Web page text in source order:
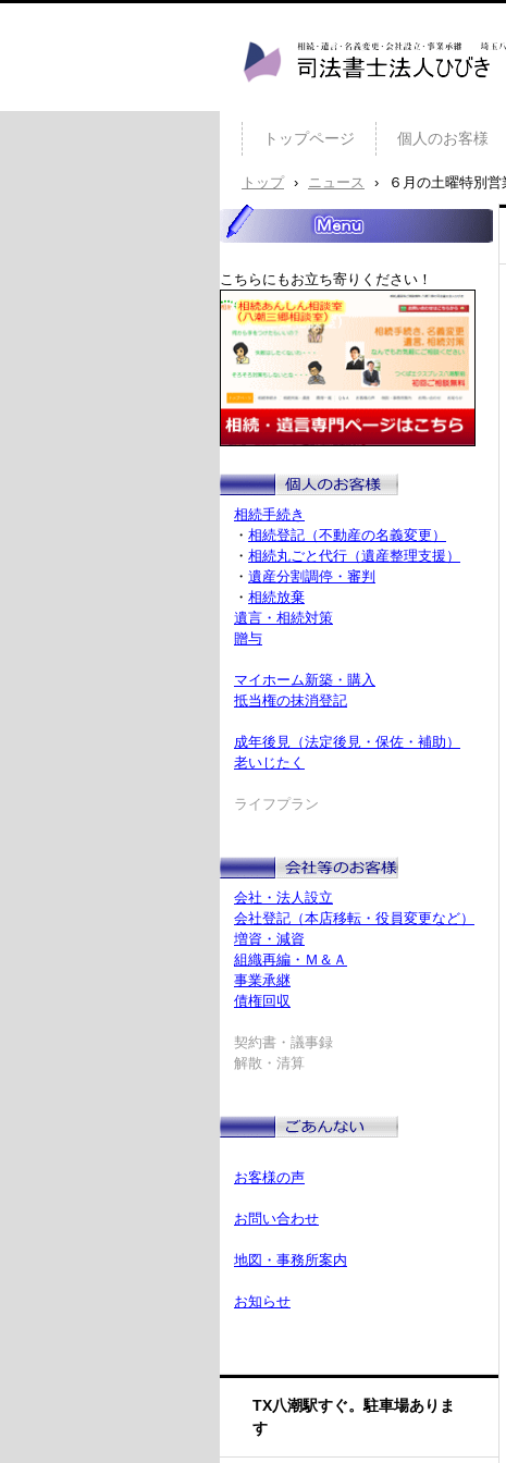
トップページ 個人のお客様
トップ › ニュース › ６月の土曜特別
こちらにもお立ち寄りください！
相続手続き
・ 相続登記（不動産の名義変更）
・ 相続丸ごと代行（遺産整理支援）
・ 遺産分割調停・審判
・ 相続放棄
遺言・相続対策
贈与
マイホーム新築・購入
抵当権の抹消登記
成年後見（法定後見・保佐・補助）
老いじたく
ライフプラン
会社・法人設立
会社登記（本店移転・役員変更など）
増資・減資
組織再編・Ｍ＆Ａ
事業承継
債権回収
契約書・議事録
解散・清算
お客様の声
お問い合わせ
地図・事務所案内
お知らせ
TX八潮駅すぐ。駐車場ありま
す